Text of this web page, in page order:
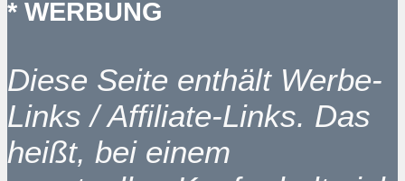
* WERBUNG
Diese Seite enthält Werbe-
Links / Affiliate-Links. Das
heißt, bei einem